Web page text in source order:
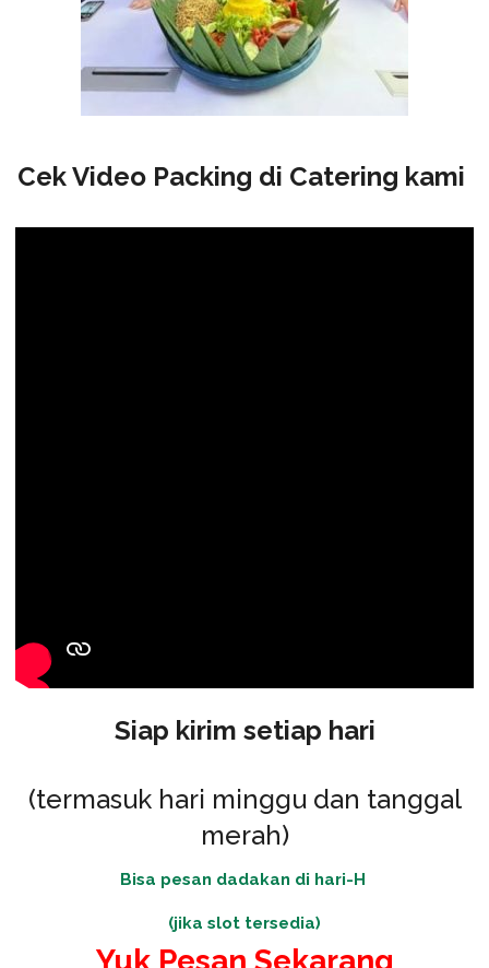
Cek Video Packing di Catering kami
Siap kirim setiap hari
(termasuk hari minggu dan tanggal
merah)
Bisa pesan dadakan di hari-H
(jika slot tersedia)
Yuk Pesan Sekarang